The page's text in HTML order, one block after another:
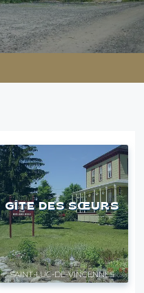
GÎTE DES SŒURS
SAINT-LUC-DE-VINCENNES